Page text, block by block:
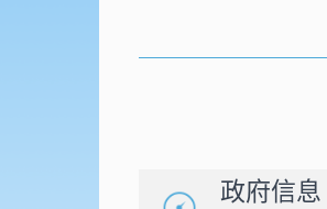
政府信息